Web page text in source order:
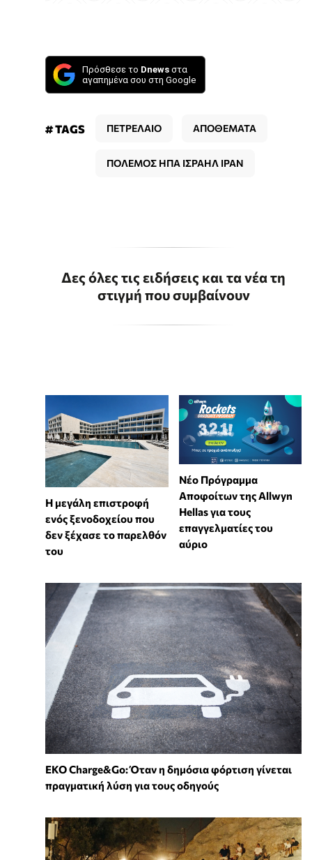
Πρόσθεσε το Dnews στα
αγαπημένα σου στη Google
# TAGS ΠΕΤΡΕΛΑΙΟ ΑΠΟΘΕΜΑΤΑ
ΠΟΛΕΜΟΣ ΗΠΑ ΙΣΡΑΗΛ ΙΡΑΝ
Δες όλες τις ειδήσεις και τα νέα τη
στιγμή που συμβαίνουν
Η μεγάλη επιστροφή
ενός ξενοδοχείου που
δεν ξέχασε το παρελθόν
του
Νέο Πρόγραμμα
Αποφοίτων της Allwyn
Hellas για τους
επαγγελματίες του
αύριο
EKO Charge&Go: Όταν η δημόσια φόρτιση γίνεται
πραγματική λύση για τους οδηγούς